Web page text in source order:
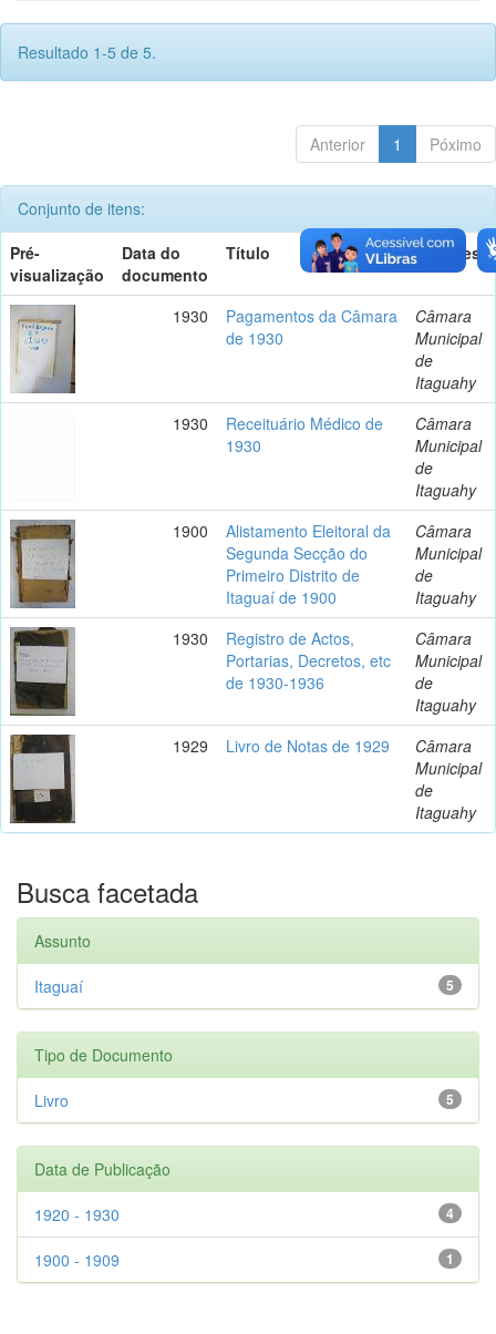
Resultado 1-5 de 5.
Anterior 1 Póximo
Conjunto de itens:
Pré-
visualização
Data do
documento
Título Autor(es)
1930
Pagamentos da Câmara
de 1930
Câmara
Municipal
de
Itaguahy
1930
Receituário Médico de
1930
Câmara
Municipal
de
Itaguahy
1900
Alistamento Eleitoral da
Segunda Secção do
Primeiro Distrito de
Itaguaí de 1900
Câmara
Municipal
de
Itaguahy
1930
Registro de Actos,
Portarias, Decretos, etc
de 1930-1936
Câmara
Municipal
de
Itaguahy
1929
Livro de Notas de 1929
Câmara
Municipal
de
Itaguahy
Busca facetada
Assunto
5
Itaguaí
Tipo de Documento
5
Livro
Data de Publicação
4
1920 - 1930
1
1900 - 1909